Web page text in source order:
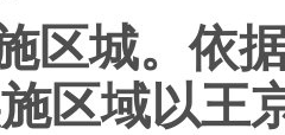
区城。依
区域以王